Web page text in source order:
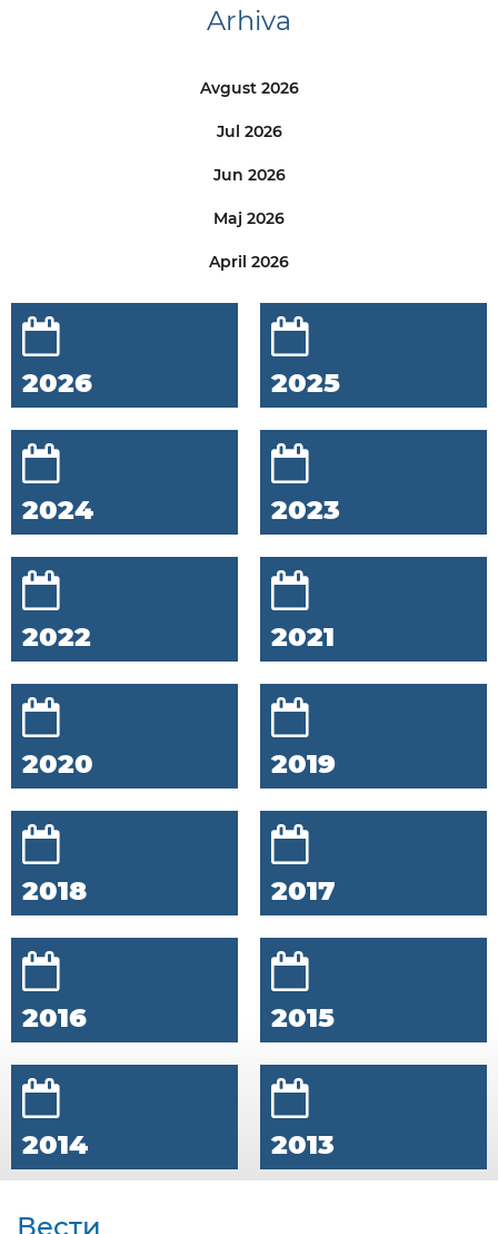
Arhiva
Avgust 2026
Jul 2026
Jun 2026
Maj 2026
April 2026
2026 2025
2024 2023
2022 2021
2020 2019
2018 2017
2016 2015
2014 2013
Вести